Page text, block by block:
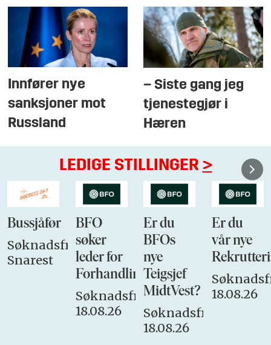
Innfører nye
sanksjoner mot
Russland
– Siste gang jeg
tjenestegjør i
Hæren
LEDIGE STILLINGER >
Bussjåfør
Søknadsfrist:
Snarest
BFO
søker
leder for
Forhandlingsutvalget
Søknadsfrist:
18.08.26
Er du
BFOs
nye
Teigsjef
MidtVest?
Søknadsfrist:
18.08.26
Er du
vår nye
18.08.26